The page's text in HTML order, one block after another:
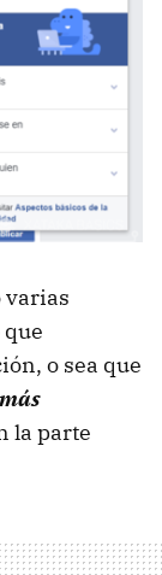
varias
o sea que
la parte